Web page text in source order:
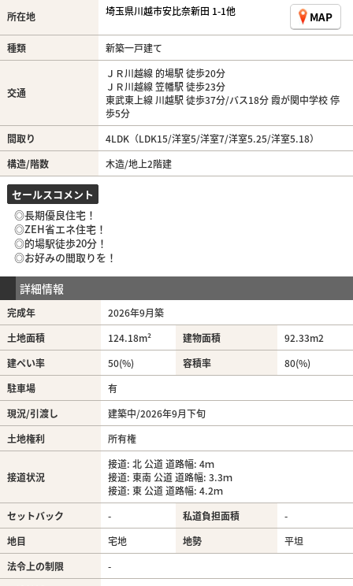
所在地 埼玉県川越市安比奈新田 1-1他 MAP
種類 新築一戸建て
交通
ＪＲ川越線 的場駅 徒歩20分
ＪＲ川越線 笠幡駅 徒歩23分
東武東上線 川越駅 徒歩37分/バス18分 霞が関中学校 停
歩5分
間取り
4LDK（LDK15/洋室5/洋室7/洋室5.25/洋室5.18）
構造/階数
木造/地上2階建
セールスコメント
◎長期優良住宅！
◎ZEH省エネ住宅！
◎的場駅徒歩20分！
◎お好みの間取りを！
詳細情報
完成年
2026年9月築
土地面積
124.18m² 建物面積 92.33m2
建ぺい率
50(%) 容積率
80(%)
駐車場
有
現況/引渡し
建築中/2026年9月下旬
土地権利
所有権
接道状況
接道: 北 公道 道路幅: 4ｍ
接道: 東南 公道 道路幅: 3.3ｍ
接道: 東 公道 道路幅: 4.2ｍ
セットバック
- 私道負担面積
-
地目
宅地 地勢
平坦
法令上の制限
-